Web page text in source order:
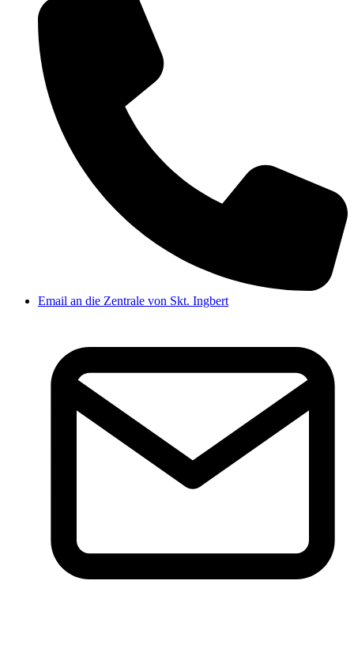
Email an die Zentrale von Skt. Ingbert